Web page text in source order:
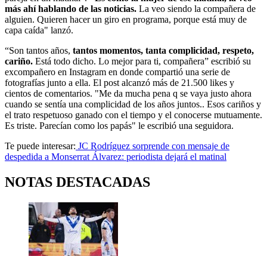
más ahí hablando de las noticias. La veo siendo la compañera de
alguien. Quieren hacer un giro en programa, porque está muy de
capa caída" lanzó.
“Son tantos años, tantos momentos, tanta complicidad, respeto,
cariño. Está todo dicho. Lo mejor para ti, compañera” escribió su
excompañero en Instagram en donde compartió una serie de
fotografías junto a ella. El post alcanzó más de 21.500 likes y
cientos de comentarios. "Me da mucha pena q se vaya justo ahora
cuando se sentía una complicidad de los años juntos.. Esos cariños y
el trato respetuoso ganado con el tiempo y el conocerse mutuamente.
Es triste. Parecían como los papás" le escribió una seguidora.
Te puede interesar: JC Rodríguez sorprende con mensaje de
despedida a Monserrat Álvarez: periodista dejará el matinal
NOTAS DESTACADAS